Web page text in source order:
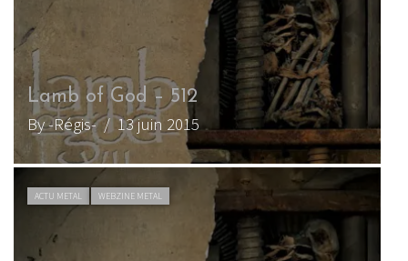
Lamb of God – 512
By -Régis-/ 13 juin 2015
ACTU METAL WEBZINE METAL